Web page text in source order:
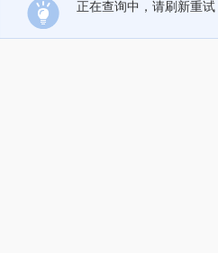
正在查询中，请刷新重试